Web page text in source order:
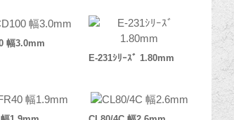
幅3.0mm
E-231ｼﾘｰｽﾞ 1.80mm